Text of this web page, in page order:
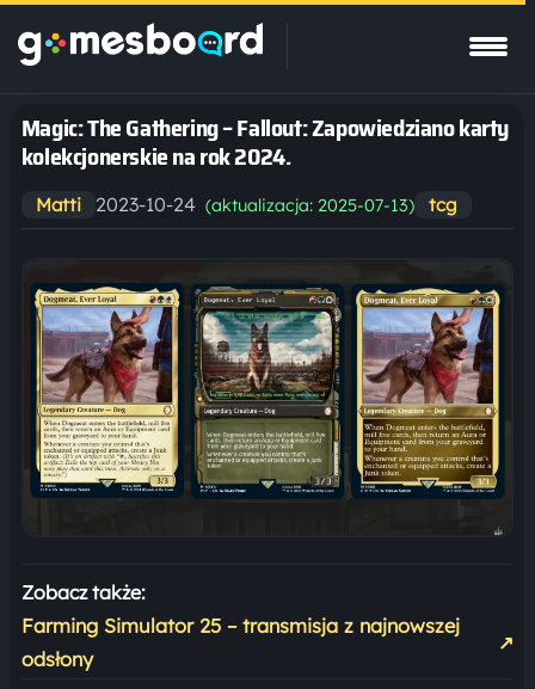
Magic: The Gathering – Fallout: Zapowiedziano karty
kolekcjonerskie na rok 2024.
Matti 2023-10-24 (aktualizacja: 2025-07-13) tcg
Zobacz także:
Farming Simulator 25 – transmisja z najnowszej
odsłony
↗